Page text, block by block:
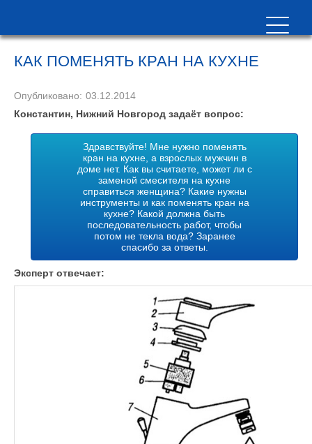
КАК ПОМЕНЯТЬ КРАН НА КУХНЕ
Опубликовано: 03.12.2014
Константин, Нижний Новгород задаёт вопрос:
Здравствуйте! Мне нужно поменять
кран на кухне, а взрослых мужчин в
доме нет. Как вы считаете, может ли с
заменой смесителя на кухне
справиться женщина? Какие нужны
инструменты и как поменять кран на
кухне? Какой должна быть
последовательность работ, чтобы
потом не текла вода? Заранее
спасибо за ответы.
Эксперт отвечает: